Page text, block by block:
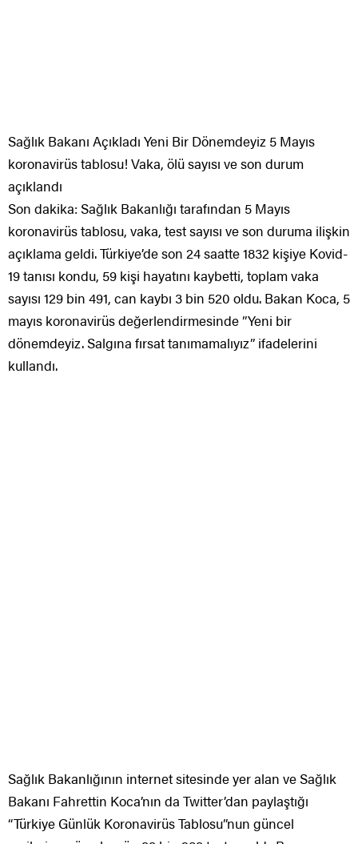
Sağlık Bakanı Açıkladı Yeni Bir Dönemdeyiz 5 Mayıs
koronavirüs tablosu! Vaka, ölü sayısı ve son durum
açıklandı
Son dakika: Sağlık Bakanlığı tarafından 5 Mayıs
koronavirüs tablosu, vaka, test sayısı ve son duruma ilişkin
açıklama geldi. Türkiye’de son 24 saatte 1832 kişiye Kovid-
19 tanısı kondu, 59 kişi hayatını kaybetti, toplam vaka
sayısı 129 bin 491, can kaybı 3 bin 520 oldu. Bakan Koca, 5
mayıs koronavirüs değerlendirmesinde ”Yeni bir
dönemdeyiz. Salgına fırsat tanımamalıyız” ifadelerini
kullandı.
Sağlık Bakanlığının internet sitesinde yer alan ve Sağlık
Bakanı Fahrettin Koca’nın da Twitter’dan paylaştığı
“Türkiye Günlük Koronavirüs Tablosu”nun güncel